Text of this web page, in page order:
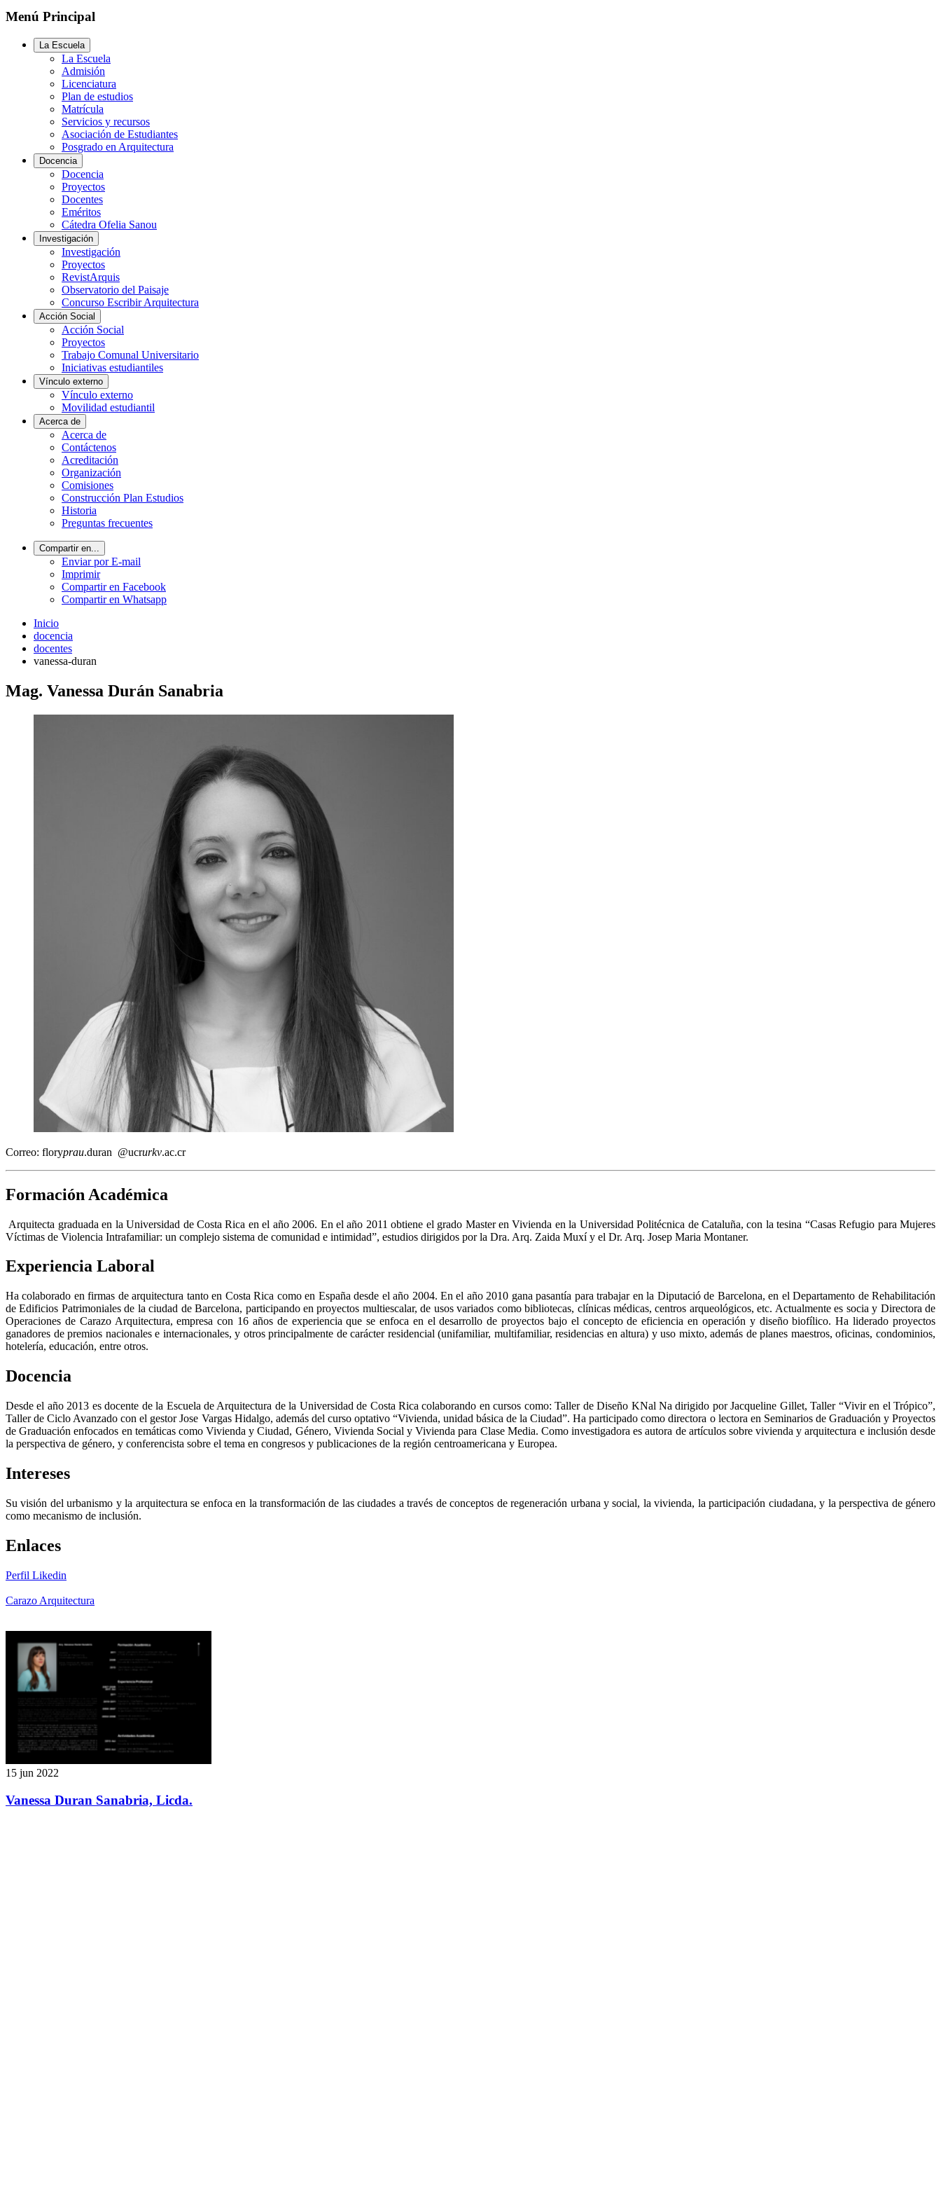
Menú Principal
La Escuela
La Escuela
Admisión
Licenciatura
Plan de estudios
Matrícula
Servicios y recursos
Asociación de Estudiantes
Posgrado en Arquitectura
Docencia
Docencia
Proyectos
Docentes
Eméritos
Cátedra Ofelia Sanou
Investigación
Investigación
Proyectos
RevistArquis
Observatorio del Paisaje
Concurso Escribir Arquitectura
Acción Social
Acción Social
Proyectos
Trabajo Comunal Universitario
Iniciativas estudiantiles
Vínculo externo
Vínculo externo
Movilidad estudiantil
Acerca de
Acerca de
Contáctenos
Acreditación
Organización
Comisiones
Construcción Plan Estudios
Historia
Preguntas frecuentes
Compartir en...
Enviar por E-mail
Imprimir
Compartir en Facebook
Compartir en Whatsapp
Inicio
docencia
docentes
vanessa-duran
Mag. Vanessa Durán Sanabria
Correo: floryprau.duran @ucrurkv.ac.cr
Formación Académica
Arquitecta graduada en la Universidad de Costa Rica en el año 2006. En el año 2011 obtiene el grado Master en Vivienda en la Universidad Politécnica de Cataluña, con la tesina “Casas Refugio para Mujeres
Víctimas de Violencia Intrafamiliar: un complejo sistema de comunidad e intimidad”, estudios dirigidos por la Dra. Arq. Zaida Muxí y el Dr. Arq. Josep Maria Montaner.
Experiencia Laboral
Ha colaborado en firmas de arquitectura tanto en Costa Rica como en España desde el año 2004. En el año 2010 gana pasantía para trabajar en la Diputació de Barcelona, en el Departamento de Rehabilitación
de Edificios Patrimoniales de la ciudad de Barcelona, participando en proyectos multiescalar, de usos variados como bibliotecas, clínicas médicas, centros arqueológicos, etc. Actualmente es socia y Directora de
Operaciones de Carazo Arquitectura, empresa con 16 años de experiencia que se enfoca en el desarrollo de proyectos bajo el concepto de eficiencia en operación y diseño biofílico. Ha liderado proyectos
ganadores de premios nacionales e internacionales, y otros principalmente de carácter residencial (unifamiliar, multifamiliar, residencias en altura) y uso mixto, además de planes maestros, oficinas, condominios,
hotelería, educación, entre otros.
Docencia
Desde el año 2013 es docente de la Escuela de Arquitectura de la Universidad de Costa Rica colaborando en cursos como: Taller de Diseño KNal Na dirigido por Jacqueline Gillet, Taller “Vivir en el Trópico”,
Taller de Ciclo Avanzado con el gestor Jose Vargas Hidalgo, además del curso optativo “Vivienda, unidad básica de la Ciudad”. Ha participado como directora o lectora en Seminarios de Graduación y Proyectos
de Graduación enfocados en temáticas como Vivienda y Ciudad, Género, Vivienda Social y Vivienda para Clase Media. Como investigadora es autora de artículos sobre vivienda y arquitectura e inclusión desde
la perspectiva de género, y conferencista sobre el tema en congresos y publicaciones de la región centroamericana y Europea.
Intereses
Su visión del urbanismo y la arquitectura se enfoca en la transformación de las ciudades a través de conceptos de regeneración urbana y social, la vivienda, la participación ciudadana, y la perspectiva de género
como mecanismo de inclusión.
Enlaces
Perfil Likedin
Carazo Arquitectura
15 jun 2022
Vanessa Duran Sanabria, Licda.